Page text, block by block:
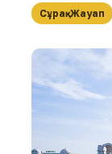
Сұрақ-Жауап